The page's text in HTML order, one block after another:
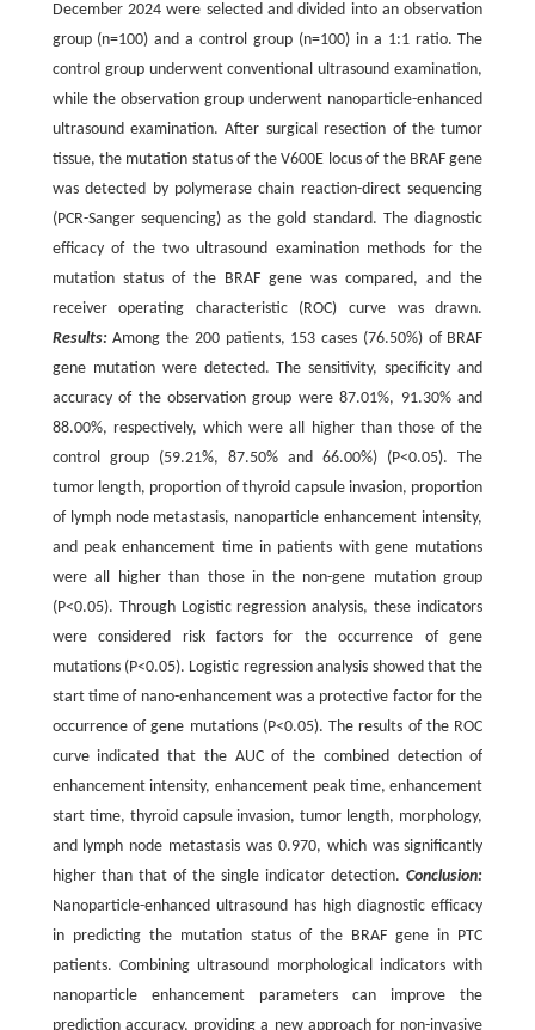
December 2024 were selected and divided into an observation
group (n=100) and a control group (n=100) in a 1:1 ratio. The
control group underwent conventional ultrasound examination,
while the observation group underwent nanoparticle-enhanced
ultrasound examination. After surgical resection of the tumor
tissue, the mutation status of the V600E locus of the BRAF gene
was detected by polymerase chain reaction-direct sequencing
(PCR-Sanger sequencing) as the gold standard. The diagnostic
efficacy of the two ultrasound examination methods for the
mutation status of the BRAF gene was compared, and the
receiver operating characteristic (ROC) curve was drawn.
Results:Among the 200 patients, 153 cases (76.50%) of BRAF
gene mutation were detected. The sensitivity, specificity and
accuracy of the observation group were 87.01%, 91.30% and
88.00%, respectively, which were all higher than those of the
control group (59.21%, 87.50% and 66.00%) (P<0.05). The
tumor length, proportion of thyroid capsule invasion, proportion
of lymph node metastasis, nanoparticle enhancement intensity,
and peak enhancement time in patients with gene mutations
were all higher than those in the non-gene mutation group
(P<0.05). Through Logistic regression analysis, these indicators
were considered risk factors for the occurrence of gene
mutations (P<0.05). Logistic regression analysis showed that the
start time of nano-enhancement was a protective factor for the
occurrence of gene mutations (P<0.05). The results of the ROC
curve indicated that the AUC of the combined detection of
enhancement intensity, enhancement peak time, enhancement
start time, thyroid capsule invasion, tumor length, morphology,
and lymph node metastasis was 0.970, which was significantly
higher than that of the single indicator detection.Conclusion:
Nanoparticle-enhanced ultrasound has high diagnostic efficacy
in predicting the mutation status of the BRAF gene in PTC
patients. Combining ultrasound morphological indicators with
nanoparticle enhancement parameters can improve the
prediction accuracy, providing a new approach for non-invasive